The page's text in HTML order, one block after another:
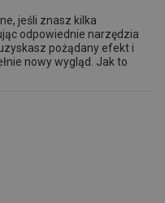
jeśli znasz kilka
odpowiednie narzędzia
pożądany efekt i
nowy wygląd. Jak to